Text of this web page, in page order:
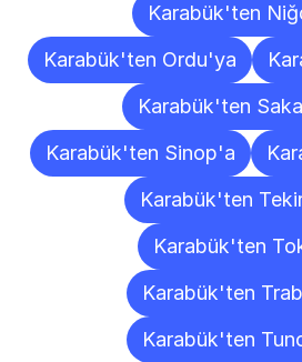
Karabük'ten
Karabük'ten Ordu'ya
Karabük'ten
Karabük'ten Sinop'a
Karabük'ten
Karabük'ten
Karabük'ten
Karabük'ten